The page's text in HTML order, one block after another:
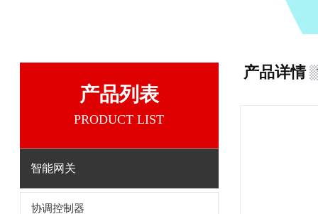
产品列表
PRODUCT LIST
智能网关
协调控制器
产品详情